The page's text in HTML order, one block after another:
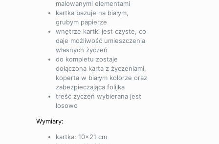
malowanymi elementami
kartka bazuje na białym,
grubym papierze
wnętrze kartki jest czyste, co
daje możliwość umieszczenia
własnych życzeń
do kompletu zostaje
dołączona karta z życzeniami,
koperta w białym kolorze oraz
zabezpieczająca folijka
treść życzeń wybierana jest
losowo
Wymiary:
kartka: 10×21 cm